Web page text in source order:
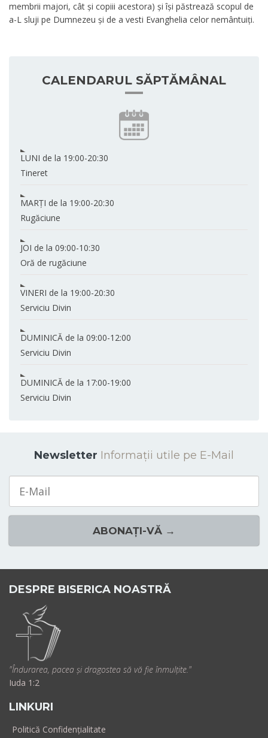
membrii majori, cât și copiii acestora) și își păstrează scopul de
a-L sluji pe Dumnezeu și de a vesti Evanghelia celor nemântuiți.
CALENDARUL SĂPTĂMÂNAL
LUNI de la 19:00-20:30
Tineret
MARȚI de la 19:00-20:30
Rugăciune
JOI de la 09:00-10:30
Oră de rugăciune
VINERI de la 19:00-20:30
Serviciu Divin
DUMINICĂ de la 09:00-12:00
Serviciu Divin
DUMINICĂ de la 17:00-19:00
Serviciu Divin
Newsletter Informații utile pe E-Mail
ABONAȚI-VĂ →
DESPRE BISERICA NOASTRĂ
"Îndurarea, pacea și dragostea să vă fie înmulțite."
Iuda 1:2
LINKURI
Politică Confidențialitate